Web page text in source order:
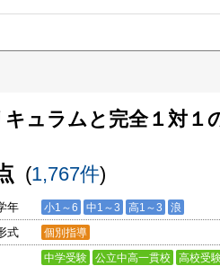
ュラムと完全１対１
(1,767件)
年 小1～6 中1～3 高1～3 浪
式 個別指導
中学受験 公立中高一貫校 高校受